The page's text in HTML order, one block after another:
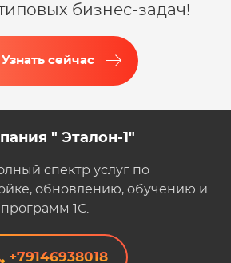
бизнес-задач!
Узнать сейчас
" Эталон-1"
спектр услуг по
обновлению, обучению и
1С.
+79146938018